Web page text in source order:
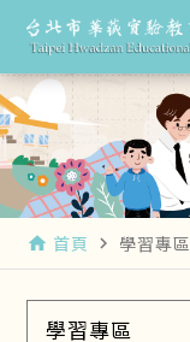
home 首頁 navigate_next 學習專區
學習專區